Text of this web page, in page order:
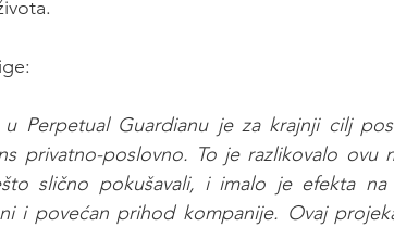
Perpetual Guardianu je za krajnji cilj
privatno-poslovno. To je razlikovalo ovu
slično pokušavali, i imalo je efekta na
i povećan prihod kompanije. Ovaj